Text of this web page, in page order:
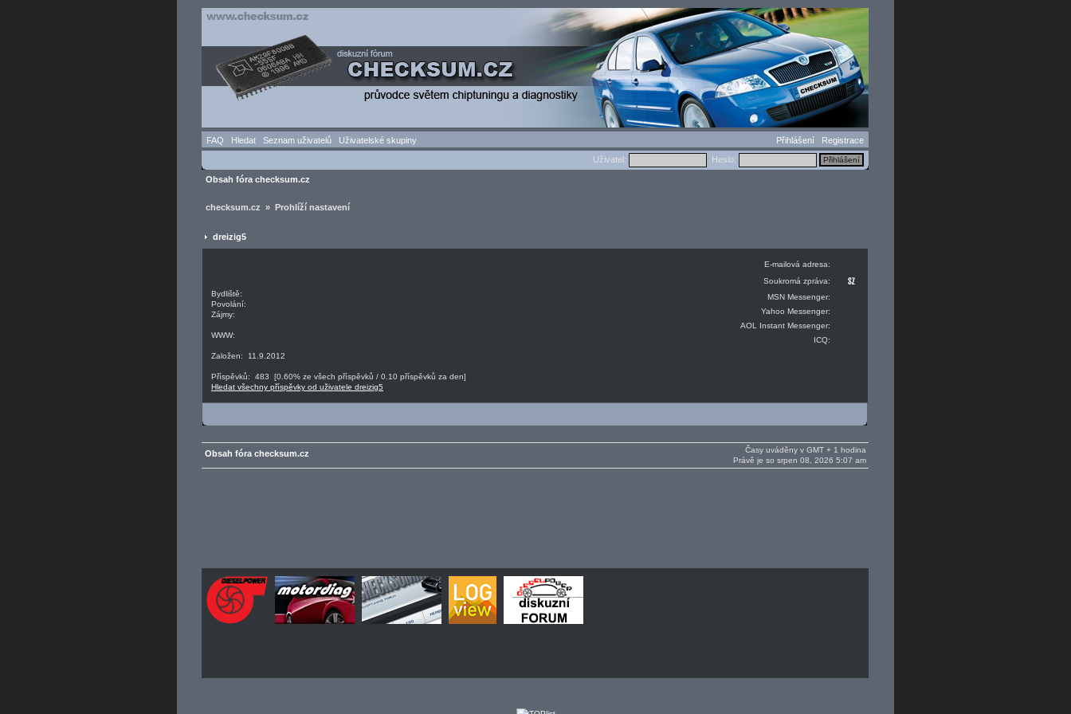
FAQ Hledat Seznam uživatelů Uživatelské skupiny Přihlášení
Registrace
Uživatel:
Heslo:
Obsah fóra checksum.cz
checksum.cz » Prohlíží nastavení
dreizig5
Bydliště:
Povolání:
Zájmy:
WWW:
Založen: 11.9.2012
Příspěvků: 483 [0.60% ze všech příspěvků / 0.10 příspěvků za den]
Hledat všechny příspěvky od uživatele dreizig5
E-mailová adresa:
Soukromá zpráva:
MSN Messenger:
Yahoo Messenger:
AOL Instant Messenger:
ICQ:
Časy uváděny v GMT + 1 hodina
Právě je so srpen 08, 2026 5:07 am
Obsah fóra checksum.cz